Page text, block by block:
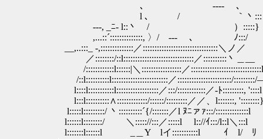
､ ---- ､
l ､ / ｀丶:::
‐--, _ﾆ‐ l::丶 / ）:::::}
,...::´::::::::::::::, 〉/ --‐ ､ ﾉ:::/
__,..:::_ -,::::::::::::::／::::::::::::::::::::::::::::::::＼ノ／
／::::::::/::l::::::::::::::::::::::::::::::／::::::::::丶＿__
/::::::::::::l::::::|＼:::::::::::::::::／::::::::::::::::::::::::::::::l
/::l::::::::::l::::::::::::::::::::::::／:::::::::::::::::::::::/:::::::::/
l::::l:::::::::::l::::::::::::::::::／:::/::::::::::::／-ﾄ
l:::l::::::::::∧:::::::::::::/::::::/:::::::::／／、l:::::::,
l:::::l:::::::::/ 丶::::::::::´{/:::::::／l ﾇﾆァｧ:::/::::::::::::::l
l::::::l::::::::/ ＼::::://:::／:::::l l:://ｲ:::/l::l＼:::l
l:::::::l::::::l _＿Y lイ:::::::::::l ｲ